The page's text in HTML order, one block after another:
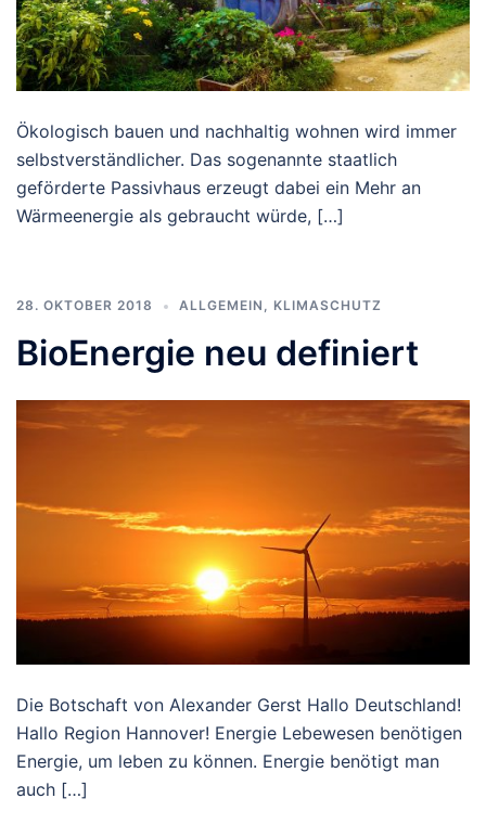
Ökologisch bauen und nachhaltig wohnen wird immer
selbstverständlicher. Das sogenannte staatlich
geförderte Passivhaus erzeugt dabei ein Mehr an
Wärmeenergie als gebraucht würde, […]
28. OKTOBER 2018 ALLGEMEIN KLIMASCHUTZ
BioEnergie neu definiert
Die Botschaft von Alexander Gerst Hallo Deutschland!
Hallo Region Hannover! Energie Lebewesen benötigen
Energie, um leben zu können. Energie benötigt man
auch […]